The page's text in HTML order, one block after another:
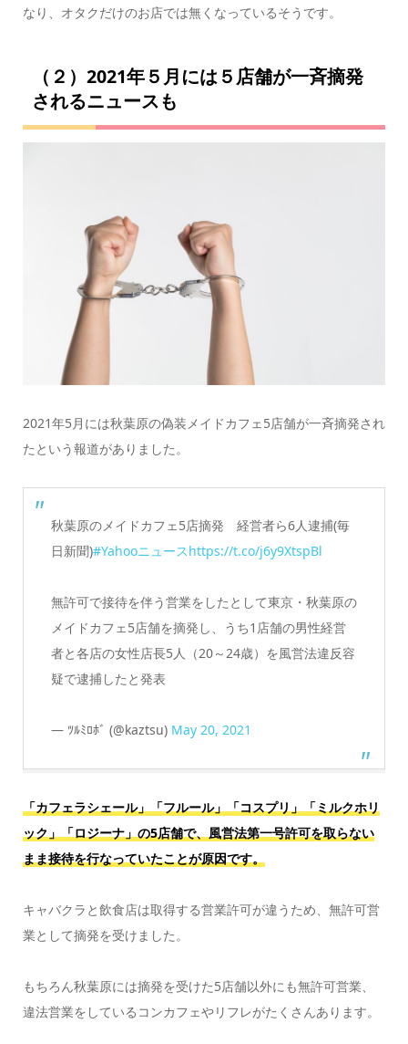
なり、オタクだけのお店では無くなっているそうです。
（２）2021年５月には５店舗が一斉摘発
されるニュースも
2021年5月には秋葉原の偽装メイドカフェ5店舗が一斉摘発され
たという報道がありました。
秋葉原のメイドカフェ5店摘発 経営者ら6人逮捕(毎
日新聞)#Yahooニュースhttps://t.co/j6y9XtspBl
無許可で接待を伴う営業をしたとして東京・秋葉原の
メイドカフェ5店舗を摘発し、うち1店舗の男性経営
者と各店の女性店長5人（20～24歳）を風営法違反容
疑で逮捕したと発表
— ﾂﾙﾐﾛﾎﾞ (@kaztsu) May 20, 2021
「カフェラシェール」「フルール」「コスプリ」「ミルクホリ
ック」「ロジーナ」の5店舗で、風営法第一号許可を取らない
まま接待を行なっていたことが原因です。
キャバクラと飲食店は取得する営業許可が違うため、無許可営
業として摘発を受けました。
もちろん秋葉原には摘発を受けた5店舗以外にも無許可営業、
違法営業をしているコンカフェやリフレがたくさんあります。